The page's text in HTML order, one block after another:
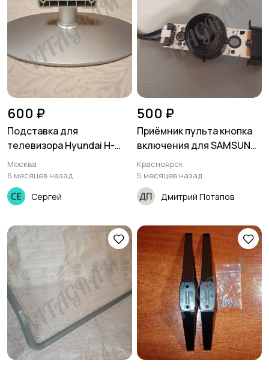
600 ₽
Подставка для
телевизора Hyundai H-
LED24V11
Москва
6 месяцев назад
Сергей
500 ₽
Приёмник пульта кнопка
включения для SAMSUNG
ue32f4000 и других
Красноярск
5 месяцев назад
Дмитрий Потапов